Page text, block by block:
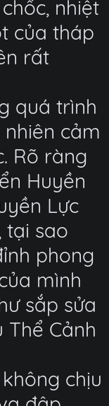
nhiệt
của tháp
rất
quá trình
cảm
Rõ ràng
Huyền
Lực
tại sao
phong
mình
sắp sửa
Cảnh
chịu